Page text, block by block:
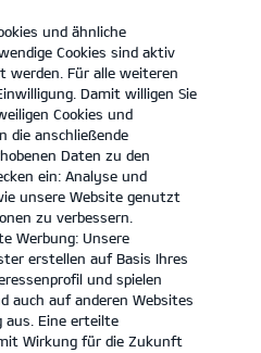
KONTAKT
Probefahrt / Angebot
Konfigurator
K4.
Detail.
und ähnliche
Cookies sind aktiv
werden. Für alle weiteren
Damit willigen Sie
Cookies und
die anschließende
Daten zu den
ein: Analyse und
unsere Website genutzt
zu verbessern.
Werbung: Unsere
erstellen auf Basis Ihres
und spielen
auch auf anderen Websites
aus. Eine erteilte
Wirkung für die Zukunft